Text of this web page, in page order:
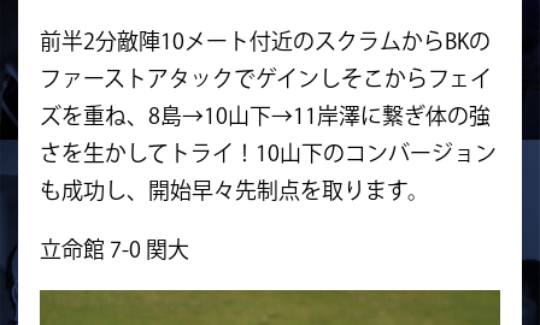
前半2分敵陣10メート付近のスクラムからBKの
ファーストアタックでゲインしそこからフェイ
ズを重ね、8島→10山下→11岸澤に繋ぎ体の強
さを生かしてトライ！10山下のコンバージョン
も成功し、開始早々先制点を取ります。
立命館 7-0 関大